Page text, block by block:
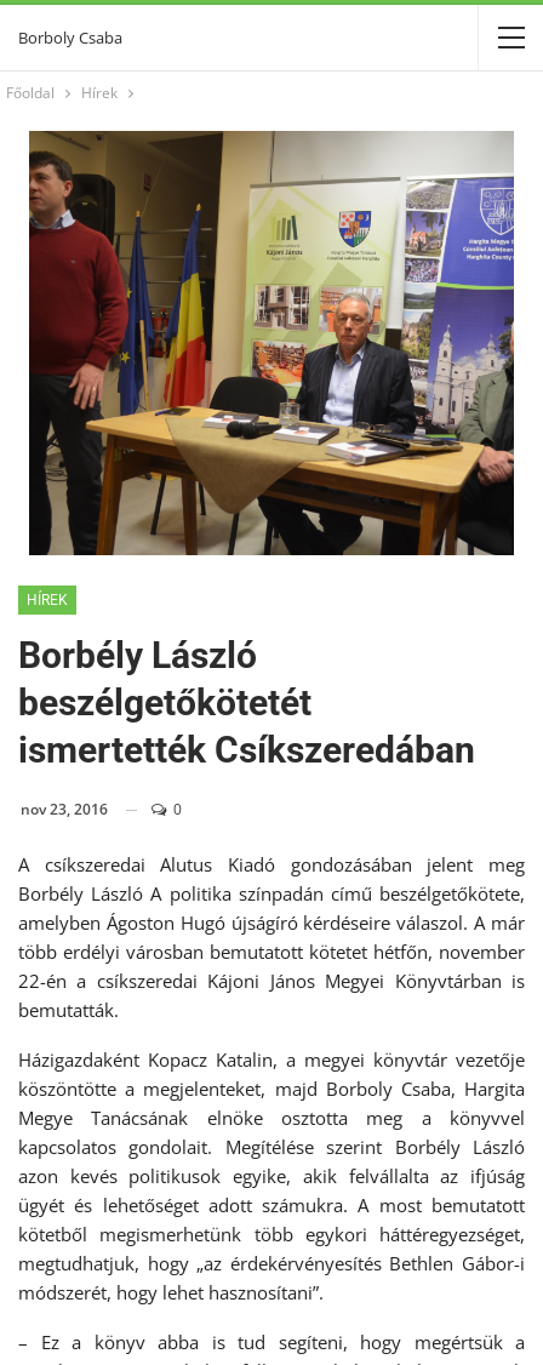
Borboly Csaba
Főoldal Hírek
HÍREK
Borbély László
beszélgetőkötetét
ismertették Csíkszeredában
nov 23, 2016 0
A csíkszeredai Alutus Kiadó gondozásában jelent meg
Borbély László A politika színpadán című beszélgetőkötete,
amelyben Ágoston Hugó újságíró kérdéseire válaszol. A már
több erdélyi városban bemutatott kötetet hétfőn, november
22-én a csíkszeredai Kájoni János Megyei Könyvtárban is
bemutatták.
Házigazdaként Kopacz Katalin, a megyei könyvtár vezetője
köszöntötte a megjelenteket, majd Borboly Csaba, Hargita
Megye Tanácsának elnöke osztotta meg a könyvvel
kapcsolatos gondolait. Megítélése szerint Borbély László
azon kevés politikusok egyike, akik felvállalta az ifjúság
ügyét és lehetőséget adott számukra. A most bemutatott
kötetből megismerhetünk több egykori háttéregyezséget,
megtudhatjuk, hogy „az érdekérvényesítés Bethlen Gábor-i
módszerét, hogy lehet hasznosítani”.
– Ez a könyv abba is tud segíteni, hogy megértsük a